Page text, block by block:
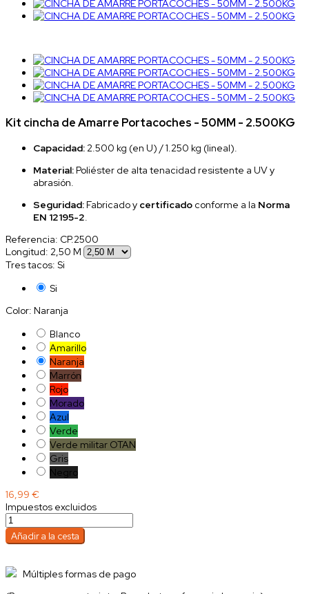
Kit cincha de Amarre Portacoches - 50MM - 2.500KG
Capacidad: 2.500 kg (en U) / 1.250 kg (lineal).
Material:Poliéster de alta tenacidad resistente a UV y
abrasión.
Seguridad:Fabricado y certificado conforme a la Norma
EN 12195-2.
Referencia: CP.2500
Longitud: 2,50 M
Tres tacos: Si
Si
Color: Naranja
Blanco
Amarillo
Naranja
Marrón
Rojo
Morado
Azul
Verde
Verde militar OTAN
Gris
Negro
16,99 €
Impuestos excluidos
Añadir a la cesta
Múltiples formas de pago